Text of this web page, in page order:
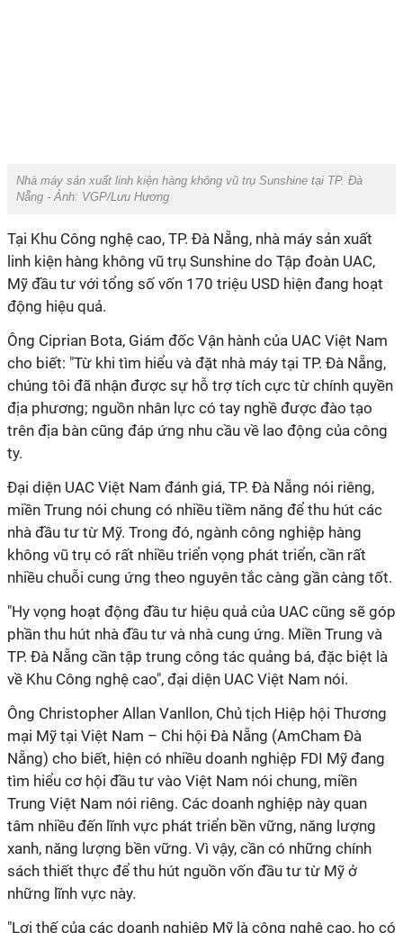
Nhà máy sản xuất linh kiện hàng không vũ trụ Sunshine tại TP. Đà
Nẵng - Ảnh: VGP/Lưu Hương
Tại Khu Công nghệ cao, TP. Đà Nẵng, nhà máy sản xuất
linh kiện hàng không vũ trụ Sunshine do Tập đoàn UAC,
Mỹ đầu tư với tổng số vốn 170 triệu USD hiện đang hoạt
động hiệu quả.
Ông Ciprian Bota, Giám đốc Vận hành của UAC Việt Nam
cho biết: "Từ khi tìm hiểu và đặt nhà máy tại TP. Đà Nẵng,
chúng tôi đã nhận được sự hỗ trợ tích cực từ chính quyền
địa phương; nguồn nhân lực có tay nghề được đào tạo
trên địa bàn cũng đáp ứng nhu cầu về lao động của công
ty.
Đại diện UAC Việt Nam đánh giá, TP. Đà Nẵng nói riêng,
miền Trung nói chung có nhiều tiềm năng để thu hút các
nhà đầu tư từ Mỹ. Trong đó, ngành công nghiệp hàng
không vũ trụ có rất nhiều triển vọng phát triển, cần rất
nhiều chuỗi cung ứng theo nguyên tắc càng gần càng tốt.
"Hy vọng hoạt động đầu tư hiệu quả của UAC cũng sẽ góp
phần thu hút nhà đầu tư và nhà cung ứng. Miền Trung và
TP. Đà Nẵng cần tập trung công tác quảng bá, đặc biệt là
về Khu Công nghệ cao", đại diện UAC Việt Nam nói.
Ông Christopher Allan Vanllon, Chủ tịch Hiệp hội Thương
mại Mỹ tại Việt Nam – Chi hội Đà Nẵng (AmCham Đà
Nẵng) cho biết, hiện có nhiều doanh nghiệp FDI Mỹ đang
tìm hiểu cơ hội đầu tư vào Việt Nam nói chung, miền
Trung Việt Nam nói riêng. Các doanh nghiệp này quan
tâm nhiều đến lĩnh vực phát triển bền vững, năng lượng
xanh, năng lượng bền vững. Vì vậy, cần có những chính
sách thiết thực để thu hút nguồn vốn đầu tư từ Mỹ ở
những lĩnh vực này.
"Lợi thế của các doanh nghiệp Mỹ là công nghệ cao, họ có